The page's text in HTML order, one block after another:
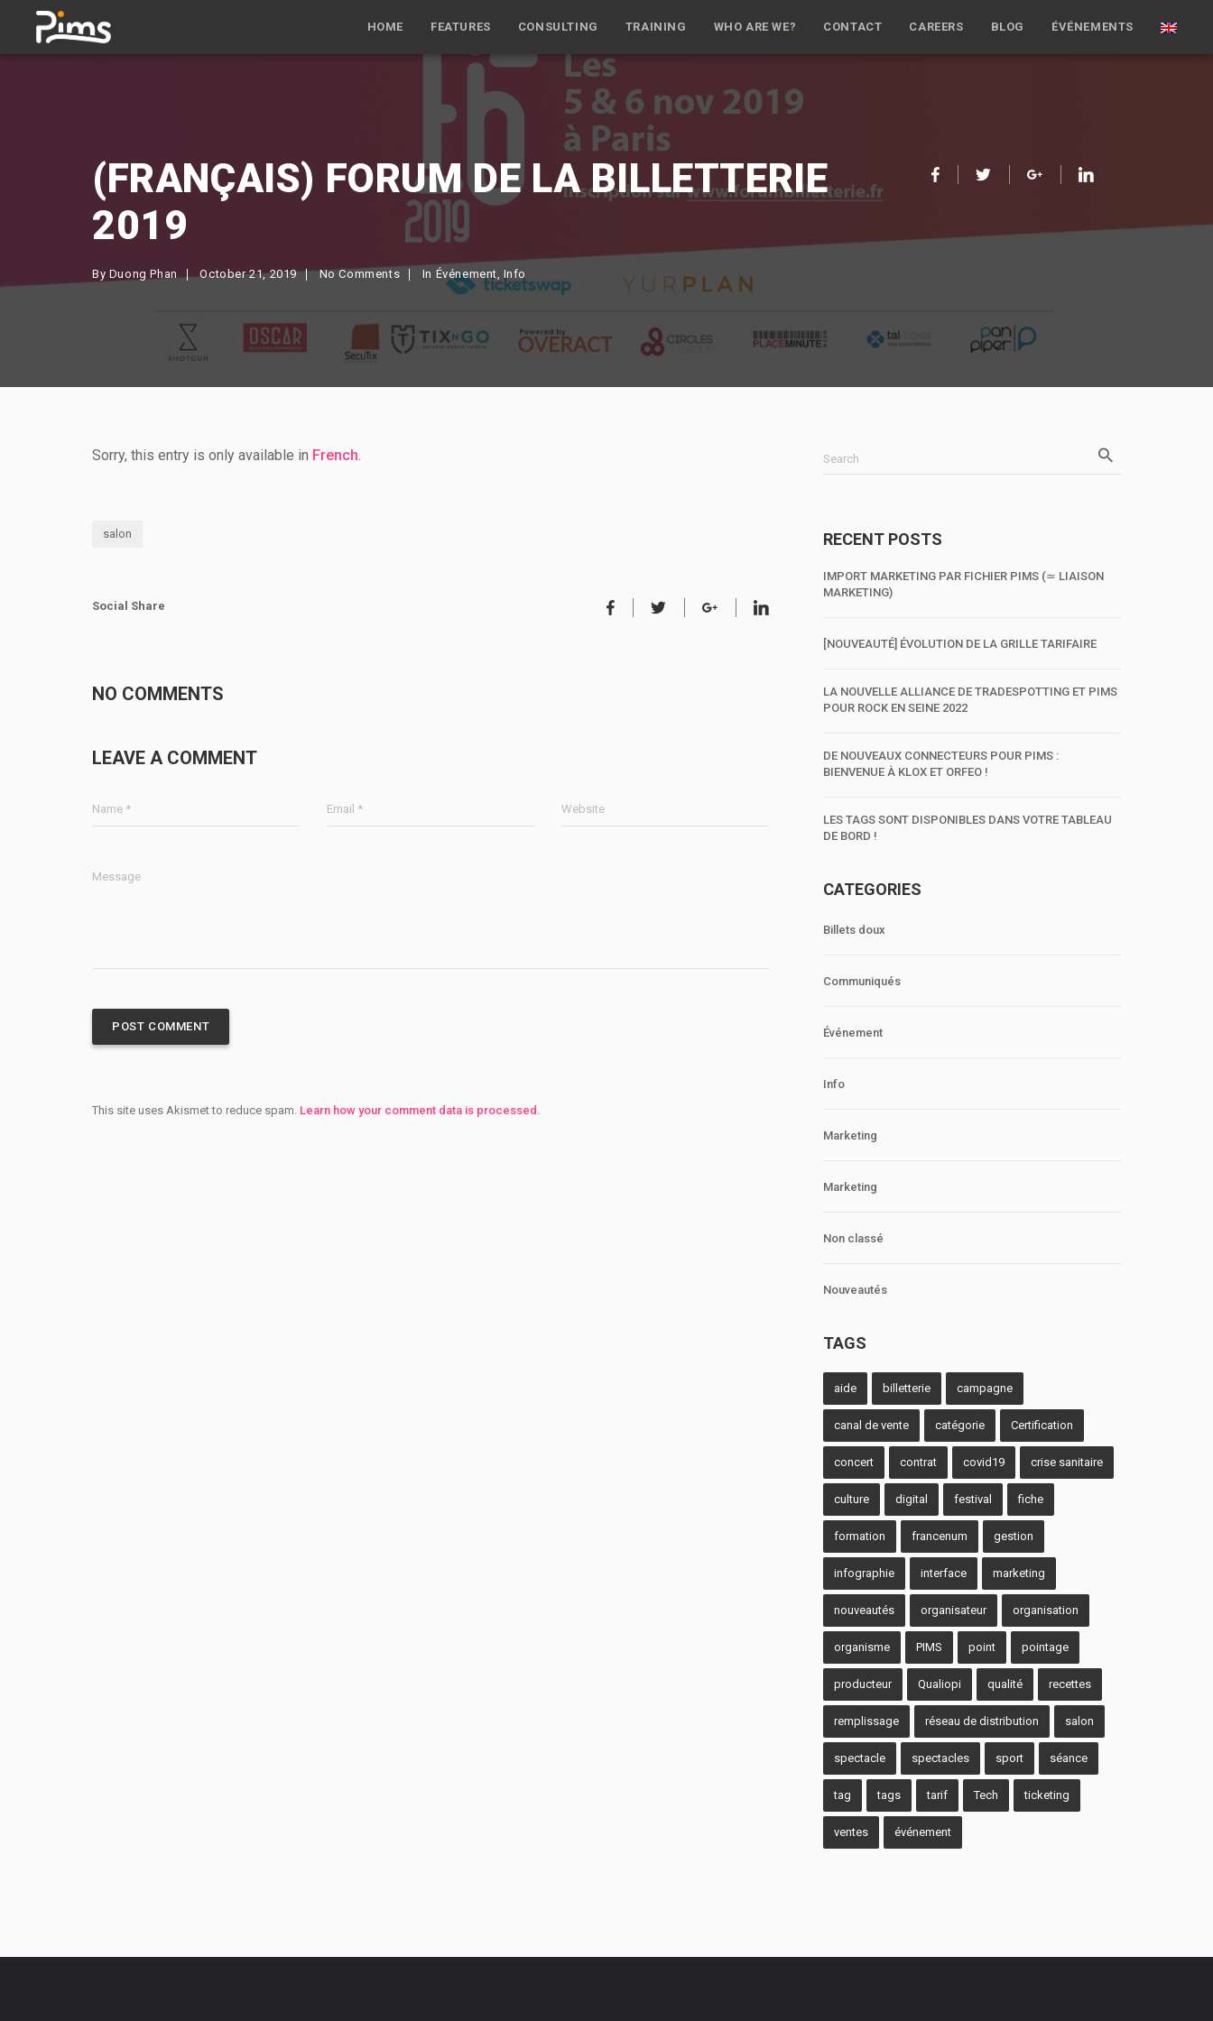
(FRANÇAIS) FORUM DE LA BILLETTERIE
2019
By Duong Phan October 21, 2019 No Comments In Événement Info
HOME FEATURES CONSULTING TRAINING WHO ARE WE? CONTACT CAREERS BLOG ÉVÉNEMENTS
Sorry, this entry is only available in French.
salon
Social Share
NO COMMENTS
LEAVE A COMMENT
Name * Email * Website
Message
This site uses Akismet to reduce spam. Learn how your comment data is processed .
Search
RECENT POSTS
IMPORT MARKETING PAR FICHIER PIMS (≃ LIAISON
MARKETING)
[NOUVEAUTÉ] ÉVOLUTION DE LA GRILLE TARIFAIRE
LA NOUVELLE ALLIANCE DE TRADESPOTTING ET PIMS
POUR ROCK EN SEINE 2022
DE NOUVEAUX CONNECTEURS POUR PIMS :
BIENVENUE À KLOX ET ORFEO !
LES TAGS SONT DISPONIBLES DANS VOTRE TABLEAU
DE BORD !
CATEGORIES
Billets doux
Communiqués
Événement
Info
Marketing
Marketing
Non classé
Nouveautés
TAGS
aide billetterie campagne
canal de vente catégorie Certification
concert contrat covid19 crise sanitaire
culture digital festival fiche
formation francenum gestion
infographie interface marketing
nouveautés organisateur organisation
organisme PIMS point pointage
producteur Qualiopi qualité recettes
remplissage réseau de distribution salon
spectacle spectacles sport séance
tag tags tarif Tech ticketing
ventes événement